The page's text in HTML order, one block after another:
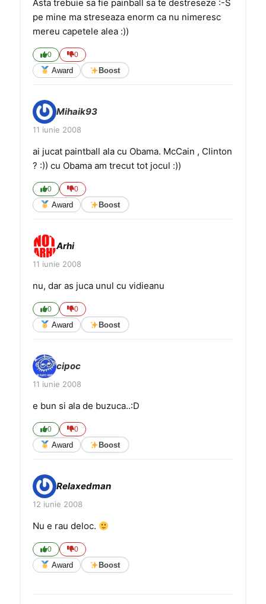
Asta trebuie sa fie painball sa te destreseze :-S
pe mine ma streseaza enorm ca nu nimeresc
mereu capetele alea :))
0 0
Award Boost
Mihaik93
11 iunie 2008
ai jucat paintball ala cu Obama. McCain , Clinton
? :)) cu Obama am trecut tot jocul :))
0 0
Award Boost
Arhi
11 iunie 2008
nu, dar as juca unul cu vidieanu
0 0
Award Boost
cipoc
11 iunie 2008
e bun si ala de buzuca..:D
0 0
Award Boost
Relaxedman
12 iunie 2008
Nu e rau deloc.
0 0
Award Boost